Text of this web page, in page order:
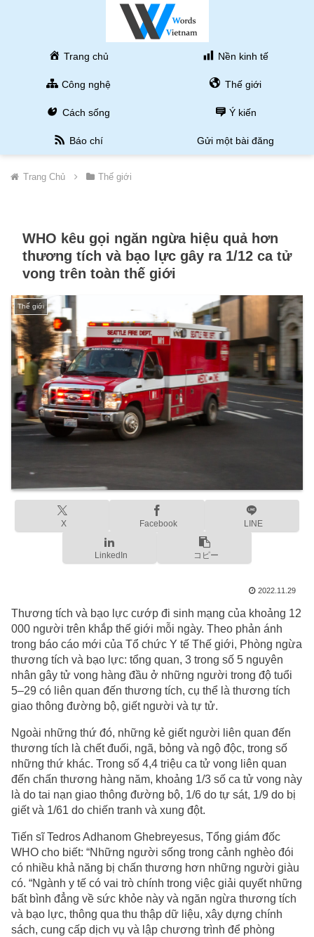
Trang chủ Nền kinh tế
Công nghệ Thế giới
Cách sống Ý kiến
Báo chí Gửi một bài đăng
Trang Chủ Thế giới
WHO kêu gọi ngăn ngừa hiệu quả hơn
thương tích và bạo lực gây ra 1/12 ca tử
vong trên toàn thế giới
Thế giới
X Facebook LINE
LinkedIn コピー
2022.11.29
Thương tích và bạo lực cướp đi sinh mạng của khoảng 12
000 người trên khắp thế giới mỗi ngày. Theo phản ánh
trong báo cáo mới của Tổ chức Y tế Thế giới, Phòng ngừa
thương tích và bạo lực: tổng quan, 3 trong số 5 nguyên
nhân gây tử vong hàng đầu ở những người trong độ tuổi
5–29 có liên quan đến thương tích, cụ thể là thương tích
giao thông đường bộ, giết người và tự tử.
Ngoài những thứ đó, những kẻ giết người liên quan đến
thương tích là chết đuối, ngã, bỏng và ngộ độc, trong số
những thứ khác. Trong số 4,4 triệu ca tử vong liên quan
đến chấn thương hàng năm, khoảng 1/3 số ca tử vong này
là do tai nạn giao thông đường bộ, 1/6 do tự sát, 1/9 do bị
giết và 1/61 do chiến tranh và xung đột.
Tiến sĩ Tedros Adhanom Ghebreyesus, Tổng giám đốc
WHO cho biết: “Những người sống trong cảnh nghèo đói
có nhiều khả năng bị chấn thương hơn những người giàu
có. “Ngành y tế có vai trò chính trong việc giải quyết những
bất bình đẳng về sức khỏe này và ngăn ngừa thương tích
và bạo lực, thông qua thu thập dữ liệu, xây dựng chính
sách, cung cấp dịch vụ và lập chương trình để phòng